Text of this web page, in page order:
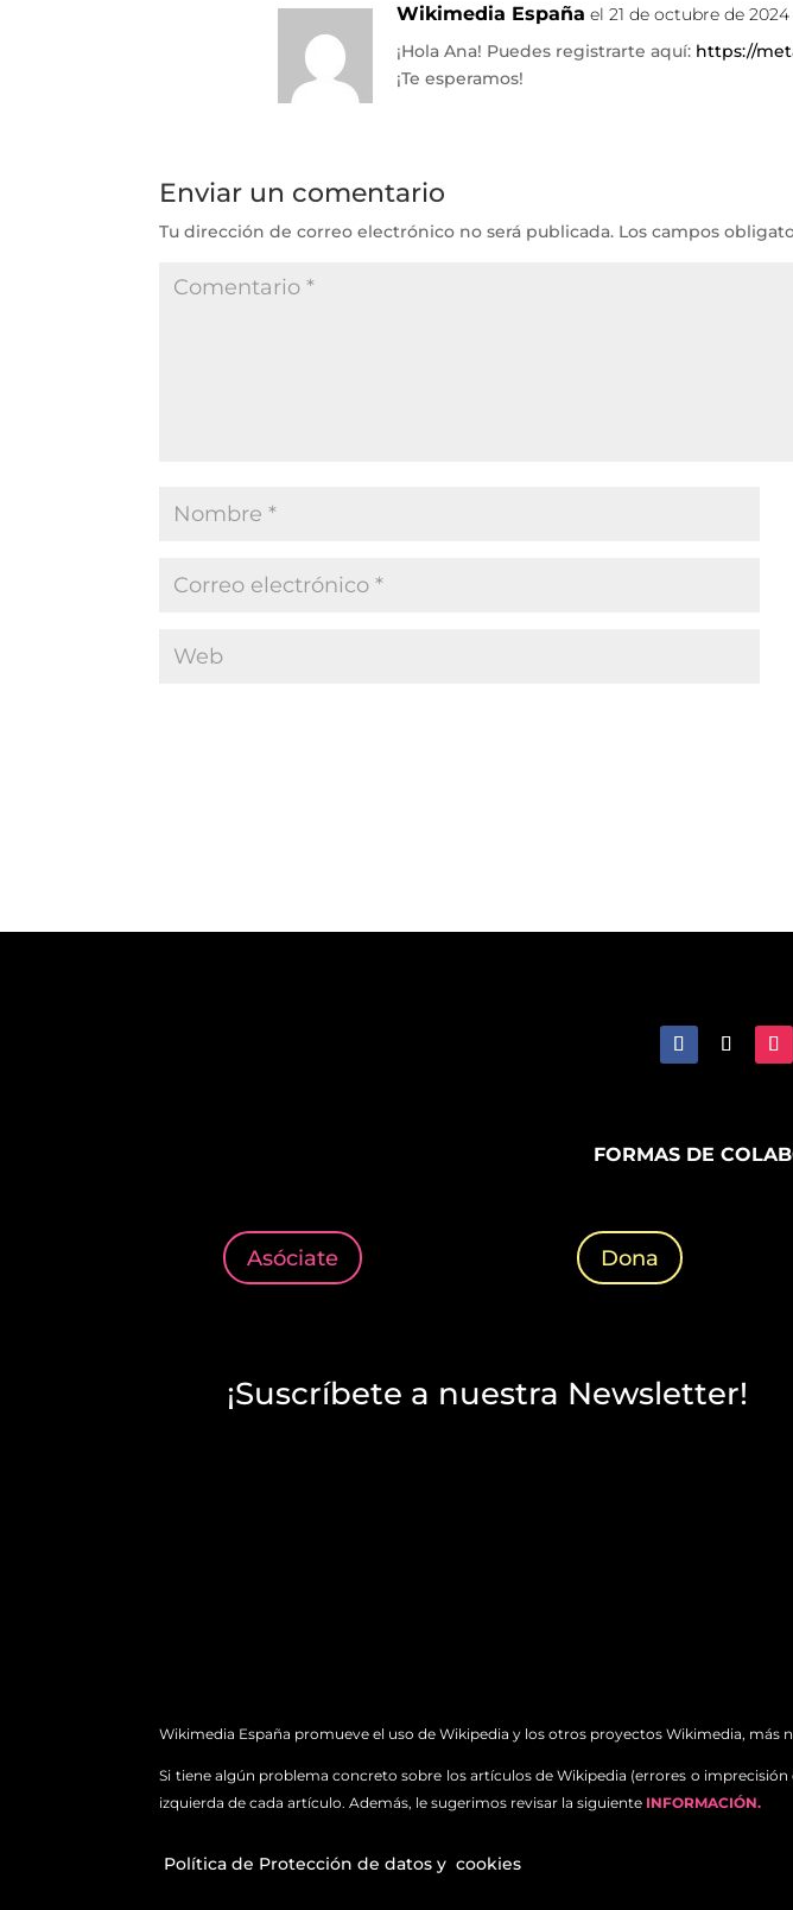
Wikimedia España el 21 de octubre de 2024
¡Hola Ana! Puedes registrarte aquí: https://
¡Te esperamos!
Enviar un comentario
Tu dirección de correo electrónico no será publicada. Los campos
FORMAS DE
Asóciate Dona
¡Suscríbete a nuestra Newsletter!
Wikimedia España promueve el uso de Wikipedia y los otros proyectos Wikimedia,
Si tiene algún problema concreto sobre los artículos de Wikipedia (errores o
izquierda de cada artículo. Además, le sugerimos revisar la siguiente INFORMACIÓN.
Política de Protección de datos y cookies